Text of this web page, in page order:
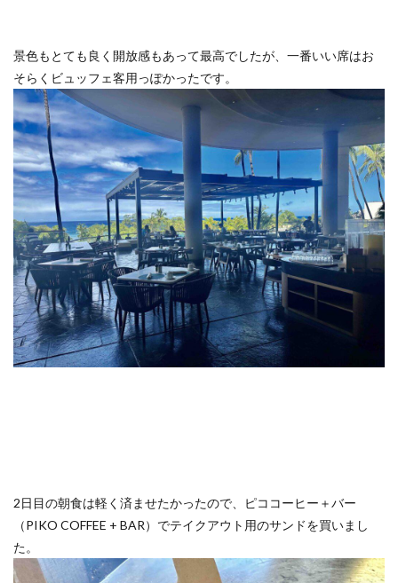
景色もとても良く開放感もあって最高でしたが、一番いい席はお
そらくビュッフェ客用っぽかったです。
2日目の朝食は軽く済ませたかったので、ピココーヒー＋バー
（PIKO COFFEE + BAR）でテイクアウト用のサンドを買いまし
た。